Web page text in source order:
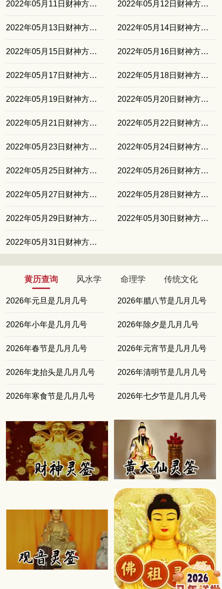
2022年05月11日财神方位东北 2022年05月12日财神方位东北
2022年05月13日财神方位西南 2022年05月14日财神方位西南
2022年05月15日财神方位正北 2022年05月16日财神方位正北
2022年05月17日财神方位正东 2022年05月18日财神方位正东
2022年05月19日财神方位正南 2022年05月20日财神方位正南
2022年05月21日财神方位东北 2022年05月22日财神方位东北
2022年05月23日财神方位西南 2022年05月24日财神方位西南
2022年05月25日财神方位正北 2022年05月26日财神方位正北
2022年05月27日财神方位正东 2022年05月28日财神方位正东
2022年05月29日财神方位正南 2022年05月30日财神方位正南
2022年05月31日财神方位东北
黄历查询 风水学 命理学 传统文化
2026年元旦是几月几号 2026年腊八节是几月几号
2026年小年是几月几号 2026年除夕是几月几号
2026年春节是几月几号 2026年元宵节是几月几号
2026年龙抬头是几月几号 2026年清明节是几月几号
2026年寒食节是几月几号 2026年七夕节是几月几号